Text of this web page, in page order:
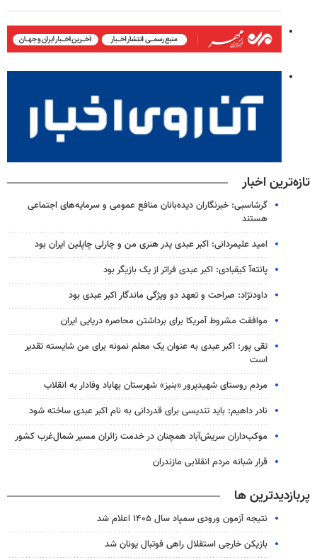
تازه‌ترین اخبار
گرشاسبی: خبرنگاران دیده‌بانان منافع عمومی و سرمایه‌های اجتماعی
هستند
امید علیمردانی: اکبر عبدی پدر هنری من و چارلی چاپلین ایران بود
پانته‌آ کیقبادی: اکبر عبدی فراتر از یک بازیگر بود
داودنژاد: صراحت و تعهد دو ویژگی ماندگار اکبر عبدی بود
موافقت مشروط آمریکا برای برداشتن محاصره دریایی ایران
تقی پور: اکبر عبدی به عنوان یک معلم نمونه برای من شایسته تقدیر
است
مردم روستای شهیدپرور «بنیز» شهرستان بهاباد وفادار به انقلاب
نادر داهیم: باید تندیسی برای قدردانی به نام اکبر عبدی ساخته شود
موکب‌داران سریش‌آباد همچنان در خدمت زائران مسیر شمال‌غرب کشور
قرار شبانه مردم انقلابی مازندران
پربازدیدترین ها
نتیجه آزمون ورودی سمپاد سال ۱۴۰۵ اعلام شد
بازیکن خارجی استقلال راهی فوتبال یونان شد